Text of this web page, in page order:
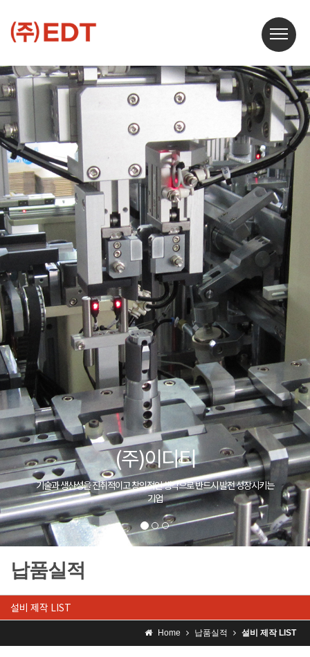
(주)이디티
기술과 생산성을 진취적이고 창의적인 생각으로 반드시 발전 성장시키는
기업
납품실적
설비 제작 LIST
Home 납품실적 설비 제작 LIST